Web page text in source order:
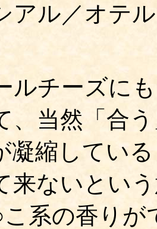
アル／オテ
ルチーズに
、当然「合
凝縮してい
来ないとい
系の香り